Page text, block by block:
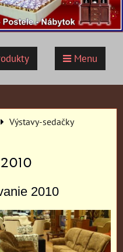
Menu
Výstavy-sedačky
2010